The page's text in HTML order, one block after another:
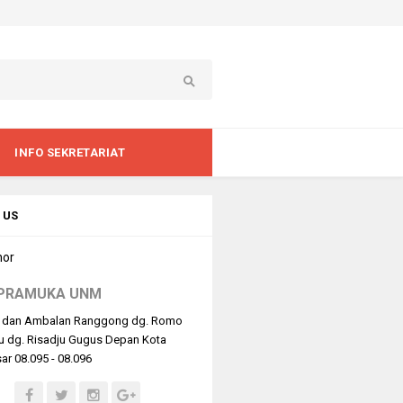
INFO SEKRETARIAT
US
UNM
dan Ambalan Ranggong dg. Romo
dg. Risadju Gugus Depan Kota
08.095 - 08.096